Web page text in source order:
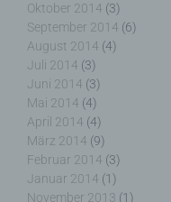
Oktober 2014 (3)
September 2014 (6)
August 2014 (4)
Juli 2014 (3)
Juni 2014 (3)
Mai 2014 (4)
April 2014 (4)
März 2014 (9)
Februar 2014 (3)
Januar 2014 (1)
November 2013 (1)
der
unabhängig
Dritten handelt
Rahmen eines
nach dem
personenbezogene
nicht als Empfänger.